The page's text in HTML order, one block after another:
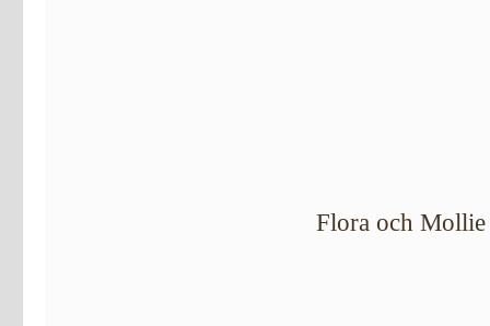
Flora och Mollie